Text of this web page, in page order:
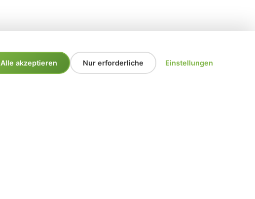
Alle akzeptieren Nur erforderliche Einstellungen